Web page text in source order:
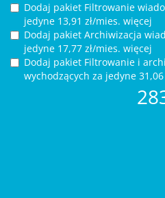
Dodaj pakiet Filtrowanie
jedyne 13,91 zł/mies. więcej
Dodaj pakiet Archiwizacja
jedyne 17,77 zł/mies. więcej
Dodaj pakiet Filtrowanie i
wychodzących za jedyne